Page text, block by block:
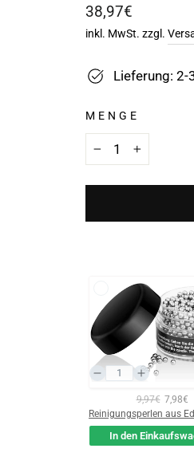
Normaler
Preis
38,97€
inkl. MwSt. zzgl.
Lieferung: 2-
MENGE
9,97€ 7,98€
In den